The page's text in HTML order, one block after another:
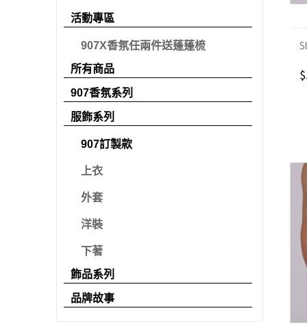
活動專區
907X香氛任兩件送蓬蓬梳
所有商品
907香氛系列
服飾系列
907訂製款
上衣
外套
洋裝
下著
飾品系列
品牌故事